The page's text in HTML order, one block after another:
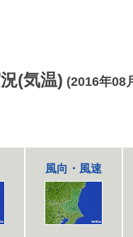
(気温) (2016年08
風向・風速